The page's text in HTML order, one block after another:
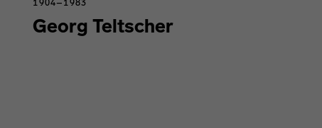
Georg Teltscher
1904–1983